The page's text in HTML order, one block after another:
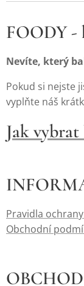
FOODY -
Nevíte, který
Pokud si nejste
vyplňte náš
Jak vybrat
Pravidla
Obchodní
OBCHOD